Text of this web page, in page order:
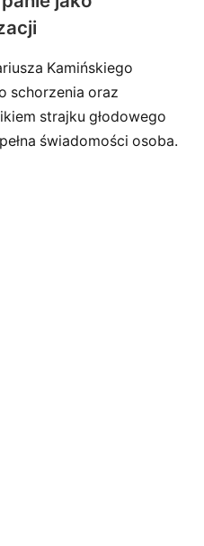
Kamińskiego
schorzenia oraz
strajku głodowego
świadomości osoba.